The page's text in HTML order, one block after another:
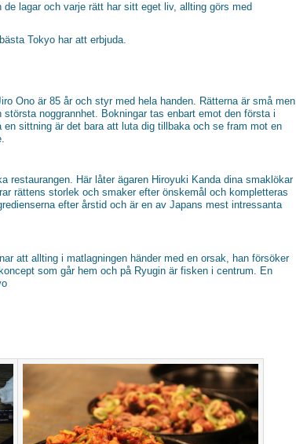
lagar och varje rätt har sitt eget liv, allting görs med
Tokyo har att erbjuda.
Ono är 85 år och styr med hela handen. Rätterna är små men
noggrannhet. Bokningar tas enbart emot den första i
sittning är det bara att luta dig tillbaka och se fram mot en
restaurangen. Här låter ägaren Hiroyuki Kanda dina smaklökar
rättens storlek och smaker efter önskemål och kompletteras
efter årstid och är en av Japans mest intressanta
att allting i matlagningen händer med en orsak, han försöker
som går hem och på Ryugin är fisken i centrum. En